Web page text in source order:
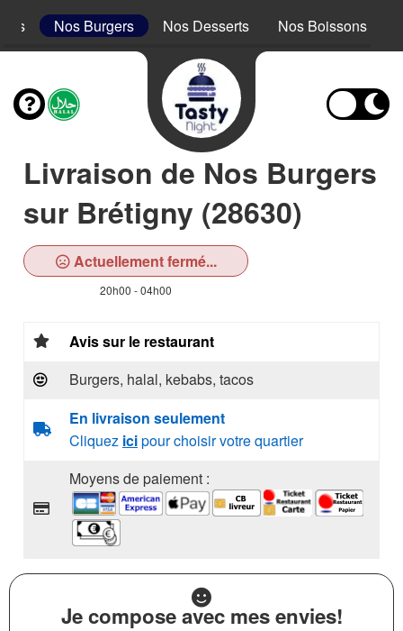
Nos Burgers Nos Desserts Nos Boissons
Livraison de Nos Burgers
sur Brétigny (28630)
Actuellement fermé...
20h00 - 04h00
Avis sur le restaurant
Burgers, halal, kebabs, tacos
En livraison seulement
Cliquez icipour choisir votre quartier
Moyens de paiement :
Je compose avec mes envies!